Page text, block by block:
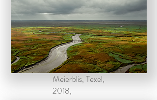
Meierblis, Texel,
2018,